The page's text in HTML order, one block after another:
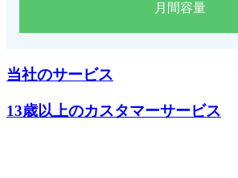
月間容量
当社のサービス
13歳以上のカスタマーサービス